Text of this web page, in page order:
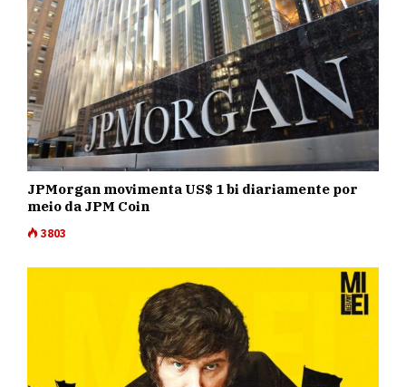
JPMorgan movimenta US$ 1 bi diariamente por
meio da JPM Coin
3803